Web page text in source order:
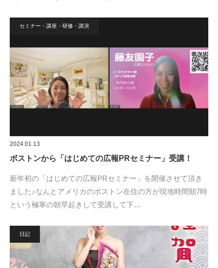
セミナー・講座・研修・講演
2024.01.13
ボストンから「はじめての広報PRセミナー」受講！
新年初の「はじめての広報PRセミナー」を開催させて頂き
ました♪なんとアメリカのボストン在住の方が現地時間朝7時
という極寒の朝早起きして受講して下…
日記